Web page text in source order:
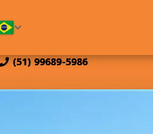
(51) 99689-5986